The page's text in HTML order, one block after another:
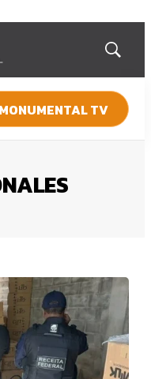
Mostrar
MONUMENTAL TV